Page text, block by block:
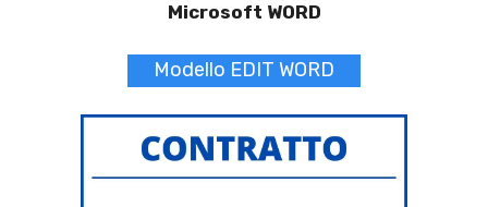
Microsoft WORD
Modello EDIT WORD